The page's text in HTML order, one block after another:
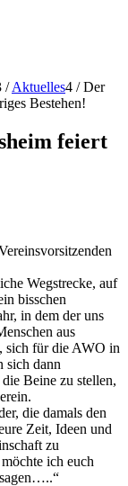
/ Aktuelles4 / Der
Bestehen!
feiert
Wegstrecke, auf
bisschen
in dem der uns
aus
sich für die AWO in
sich dann
Beine zu stellen,
die damals den
Zeit, Ideen und
zu
ich euch